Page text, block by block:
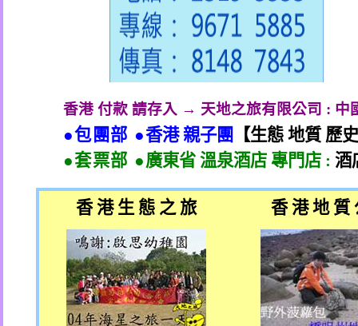
香港 付款 請存入 → 天地之旅有限公司 : 中
●包團部 ●香港 親子團
【生態 地質 歷
●套票部 ●廣東省 溫泉酒店 專門店 : 酒
香 港 生 態 之 旅 香 港 地 質